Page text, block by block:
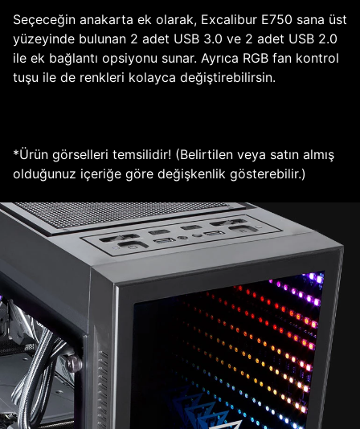
Seçeceğin anakarta ek olarak, Excalibur E750 sana üst
yüzeyinde bulunan 2 adet USB 3.0 ve 2 adet USB 2.0
ile ek bağlantı opsiyonu sunar. Ayrıca RGB fan kontrol
tuşu ile de renkleri kolayca değiştirebilirsin.
*Ürün görselleri temsilidir! (Belirtilen veya satın almış
olduğunuz içeriğe göre değişkenlik gösterebilir.)